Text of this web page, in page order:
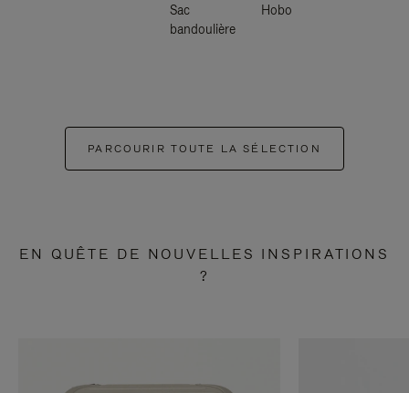
Sac
bandoulière
Hobo
PARCOURIR TOUTE LA SÉLECTION
EN QUÊTE DE NOUVELLES INSPIRATIONS
?